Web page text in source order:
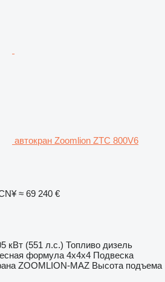
автокран Zoomlion ZTC 800V6
≈ 69 240 €
кВт (551 л.с.) Топливо дизель
формула 4x4x4 Подвеска
ZOOMLION-MAZ Высота подъема